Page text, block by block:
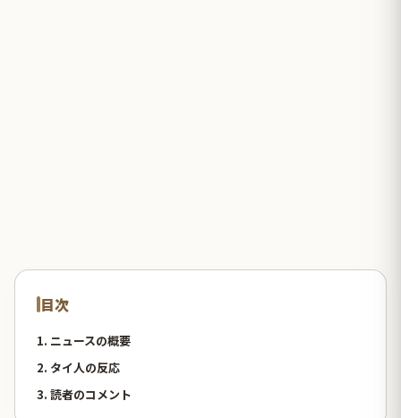
目次
1. ニュースの概要
2. タイ人の反応
3. 読者のコメント